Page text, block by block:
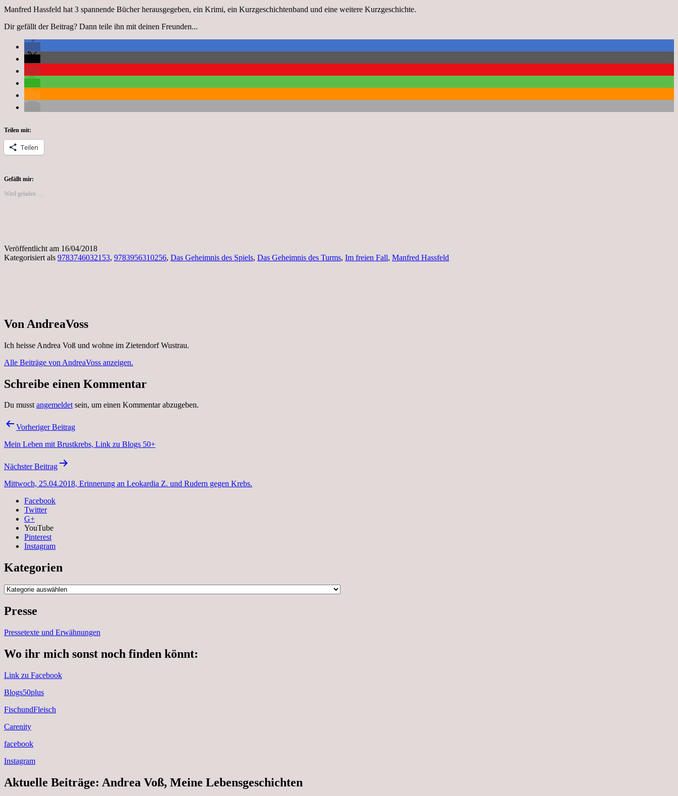
Manfred Hassfeld hat 3 spannende Bücher herausgegeben, ein Krimi, ein Kurzgeschichtenband und eine weitere Kurzgeschichte.
Dir gefällt der Beitrag? Dann teile ihn mit deinen Freunden...
Teilen mit:
Teilen
Gefällt mir:
Wird geladen …
Veröffentlicht am 16/04/2018
Kategorisiert als 9783746032153, 9783956310256, Das Geheimnis des Spiels, Das Geheimnis des Turms, Im freien Fall, Manfred Hassfeld
Von AndreaVoss
Ich heisse Andrea Voß und wohne im Zietendorf Wustrau.
Alle Beiträge von AndreaVoss anzeigen.
Schreibe einen Kommentar
Du musstangemeldetsein, um einen Kommentar abzugeben.
Beitragsnavigation
Vorheriger Beitrag
Mein Leben mit Brustkrebs, Link zu Blogs 50+
Nächster Beitrag
Mittwoch, 25.04.2018, Erinnerung an Leokardia Z. und Rudern gegen Krebs.
Facebook
Twitter
G+
YouTube
Pinterest
Instagram
Kategorien
Kategorien
Presse
Pressetexte und Erwähnungen
Wo ihr mich sonst noch finden könnt:
Link zu Facebook
Blogs50plus
FischundFleisch
Carenity
facebook
Instagram
Aktuelle Beiträge: Andrea Voß, Meine Lebensgeschichten